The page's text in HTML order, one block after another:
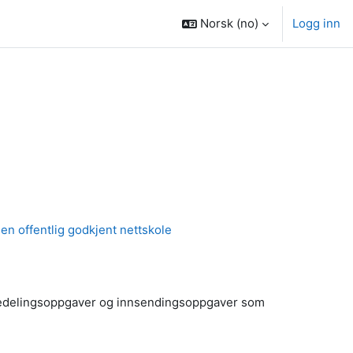
Norsk ‎(no)‎ Logg inn
offentlig godkjent nettskole
og innsendingsoppgaver som